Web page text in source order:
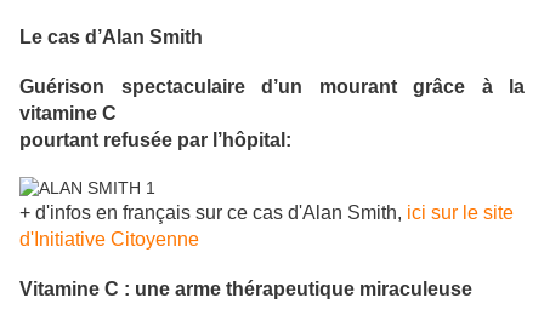
Le cas d’Alan Smith
Guérison spectaculaire d’un mourant grâce à la
vitamine C
pourtant refusée par l’hôpital:
+ d'infos en français sur ce cas d'Alan Smith, ici sur le site
d'Initiative Citoyenne
Vitamine C : une arme thérapeutique miraculeuse